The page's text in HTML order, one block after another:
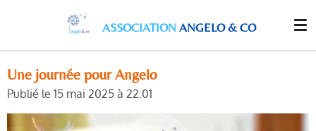
contenu
ASSOCIATION ANGELO & CO
Une journée pour Angelo
Publié le 15 mai 2025 à 22:01